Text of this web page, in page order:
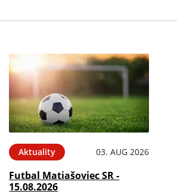
Aktuality 03. AUG 2026
Futbal Matiašoviec SR -
15.08.2026